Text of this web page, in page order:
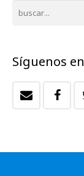
Síguenos